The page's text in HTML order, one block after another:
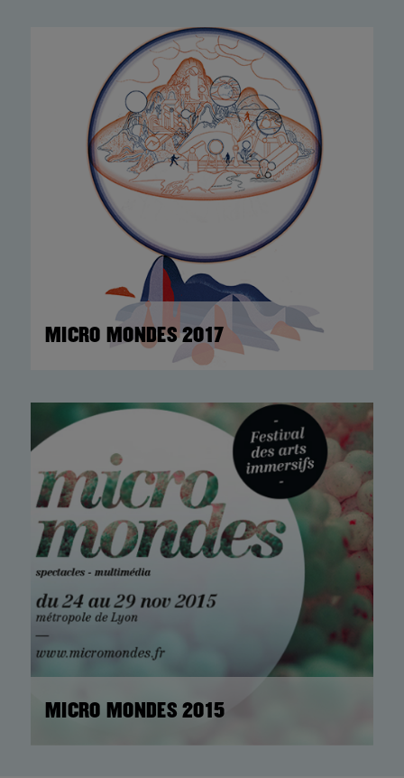
MICRO MONDES 2017
MICRO MONDES 2015